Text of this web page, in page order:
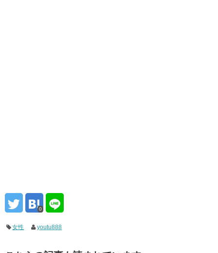
0
女性 youtu888